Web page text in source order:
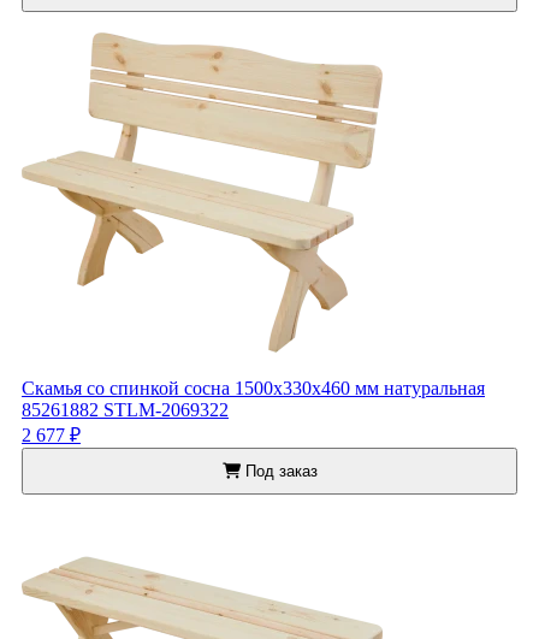
Скамья со спинкой сосна 1500x330x460 мм натуральная
85261882 STLM-2069322
2 677 ₽
Под заказ